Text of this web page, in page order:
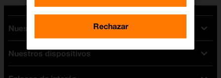
Nuestras tarifas
Tarifas Orange
Tarifas fibra y móvil
Nuestros dispositivos
Rechazar